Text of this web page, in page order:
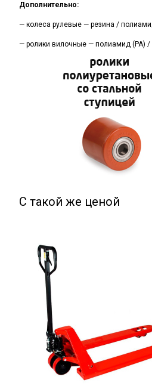
Дополнительно:
— колеса рулевые — резина /
— ролики вилочные — полиамид (PA) /
С такой же ценой